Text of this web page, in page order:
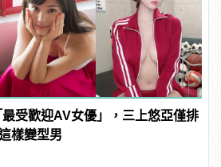
受歡迎AV女優」，三上悠亞僅排
樣變型男